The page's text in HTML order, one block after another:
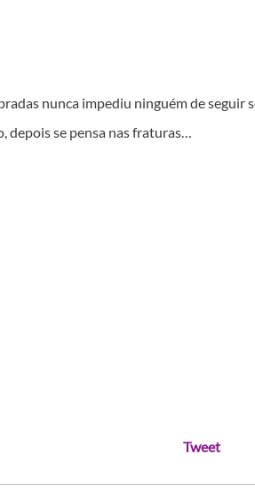
nunca impediu ninguém de seguir
depois se pensa nas fraturas…
Tweet